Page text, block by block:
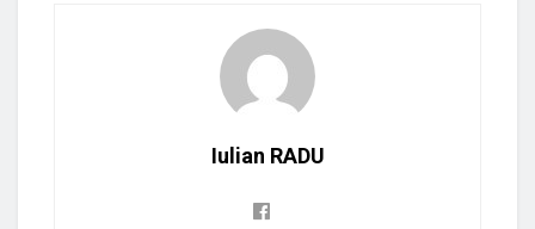
Iulian RADU